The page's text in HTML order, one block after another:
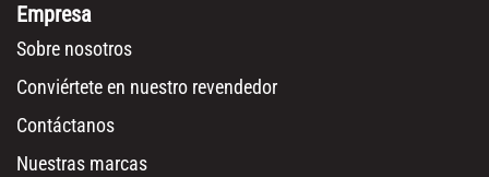
Empresa
Sobre nosotros
Conviértete en nuestro revendedor
Contáctanos
Nuestras marcas